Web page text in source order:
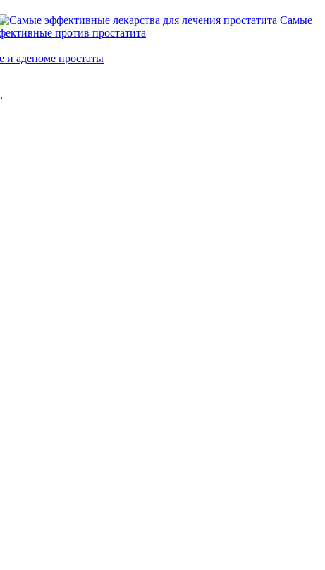
Самые
против простатита
и аденоме простаты